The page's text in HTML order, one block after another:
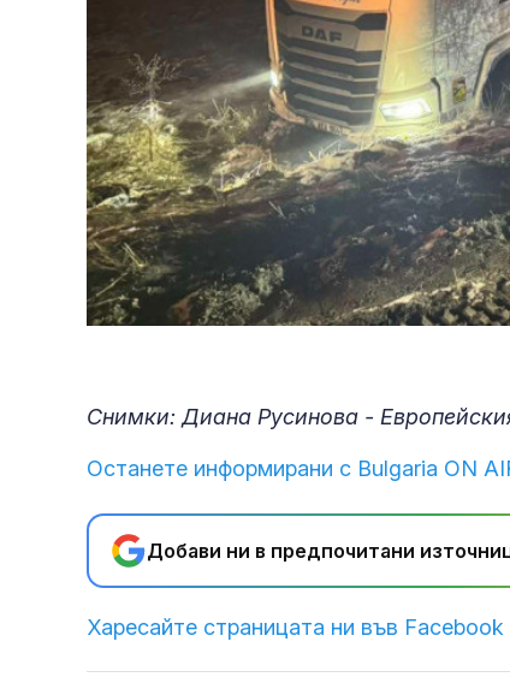
Снимки: Диана Русинова -
Останете информирани с Bulgaria ON
Добави ни в предпочитани
Харесайте страницата ни във Facebook